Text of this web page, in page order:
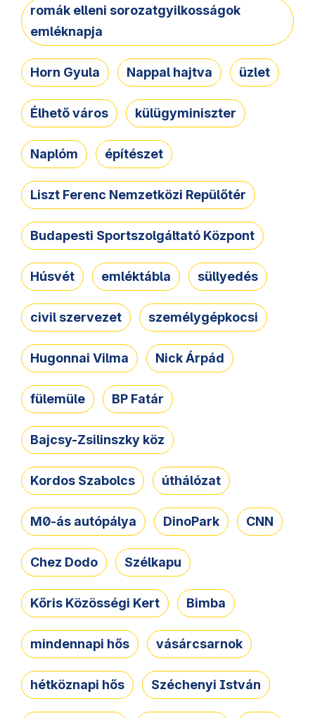
romák elleni sorozatgyilkosságok
emléknapja
Horn Gyula Nappal hajtva üzlet
Élhető város külügyminiszter
Naplóm építészet
Liszt Ferenc Nemzetközi Repülőtér
Budapesti Sportszolgáltató Központ
Húsvét emléktábla süllyedés
civil szervezet személygépkocsi
Hugonnai Vilma Nick Árpád
fülemüle BP Fatár
Bajcsy-Zsilinszky köz
Kordos Szabolcs úthálózat
M0-ás autópálya DinoPark CNN
Chez Dodo Szélkapu
Kőris Közösségi Kert Bimba
mindennapi hős vásárcsarnok
hétköznapi hős Széchenyi István